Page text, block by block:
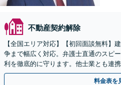
不動産契約解除
【全国エリア対応】【初回面談無料】
争まで幅広く対応。弁護士直通のスピ
利を徹底的に守ります。他士業とも連
トップで解決。【弁護士直通・LINE相
料金表を